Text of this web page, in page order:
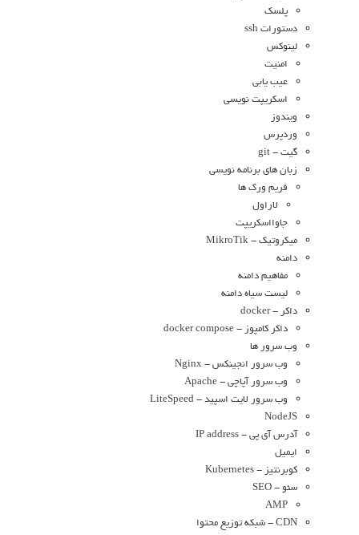
پلسک
دستورات ssh
لینوکس
امنیت
عیب یابی
اسکریپت نویسی
ویندوز
وردپرس
گیت - git
زبان های برنامه نویسی
فریم ورک ها
لاراول
جاوااسکریپت
میکروتیک - MikroTik
دامنه
مفاهیم دامنه
لیست سیاه دامنه
داکر - docker
داکر کامپوز - docker compose
وب سرور ها
وب سرور انجینکس - Nginx
وب سرور آپاچی - Apache
وب سرور لایت اسپید - LiteSpeed
NodeJS
آدرس آی پی - IP address
ایمیل
کوبرنتیز - Kubernetes
سئو - SEO
AMP
CDN - شبکه توزیع محتوا